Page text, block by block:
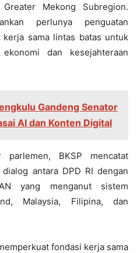
Greater Mekong Subregion.
perlunya penguatan
sama lintas batas untuk
dan kesejahteraan
Gandeng Senator
AI dan Konten Digital
BKSP mencatat
antara DPD RI dengan
yang menganut sistem
Malaysia, Filipina, dan
fondasi kerja sama